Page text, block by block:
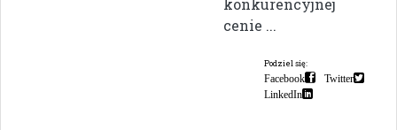
konkurencyjnej
cenie ...
Podziel się:
Facebook
Twitter
LinkedIn